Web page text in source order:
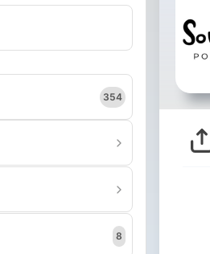
354
8